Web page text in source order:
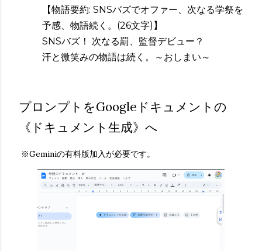
【物語要約: SNSバズでオファー、次なる学祭を
予感、物語続く。(26文字)】
SNSバズ！ 次なる罰、監督デビュー？
汗と微笑みの物語は続く。～おしまい～
プロンプトをGoogleドキュメントの
《ドキュメント生成》へ
※Geminiの有料版加入が必要です。